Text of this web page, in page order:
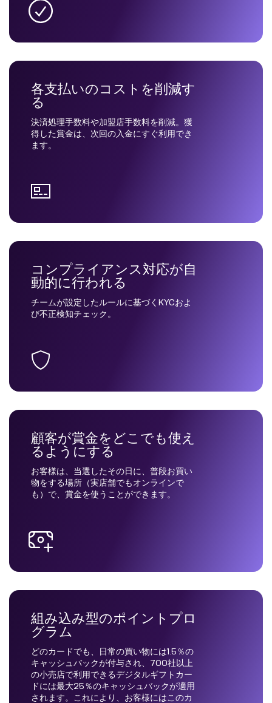
各支払いのコストを削減す
る
決済処理手数料や加盟店手数料を削減。獲
得した賞金は、次回の入金にすぐ利用でき
ます。
コンプライアンス対応が自
動的に行われる
チームが設定したルールに基づくKYCおよ
び不正検知チェック。
顧客が賞金をどこでも使え
るようにする
お客様は、当選したその日に、普段お買い
物をする場所（実店舗でもオンラインで
も）で、賞金を使うことができます。
組み込み型のポイントプロ
グラム
どのカードでも、日常の買い物には1.5％の
キャッシュバックが付与され、700社以上
の小売店で利用できるデジタルギフトカー
ドには最大25％のキャッシュバックが適用
されます。これにより、お客様にはこのカ